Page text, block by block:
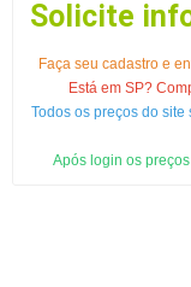
Solicite
Faça seu cadastro e
Está em SP?
Todos os preços do
Após login os